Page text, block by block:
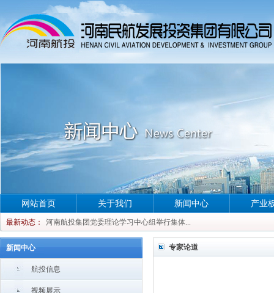
网站首页
最新动态：
河南航投集团党委理论学习中心组举行集体...
河南航投集团党委理论学习中心组举行集体...
河南航投集团党委理论学习中心组举行集体...
河南航投集团党委理论学习中心组举行集体...
关于我们 新闻中心 产业
新闻中心
航投信息
视频展示
专家论道